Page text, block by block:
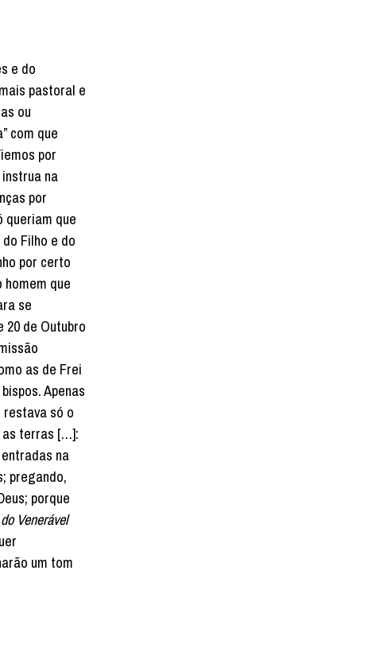
e do
pastoral e
ou
com que
por
na
por
queriam que
Filho e do
por certo
que
se
20 de Outubro
as de Frei
Apenas
só o
as terras […]:
na
pregando,
porque
Venerável
um tom